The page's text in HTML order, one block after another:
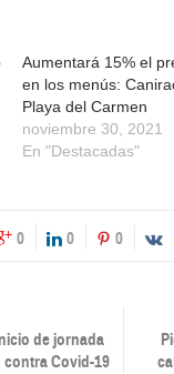
Aumentará 15% el
en los menús:
Playa del Carmen
noviembre 30, 2021
En "Destacadas"
0 0 0
de jornada
Covid-19